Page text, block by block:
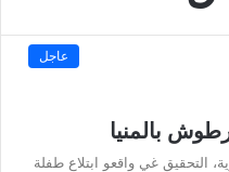
عاجل
بالمنيا
التحقيق غي واقعو ابتلاع طفلة